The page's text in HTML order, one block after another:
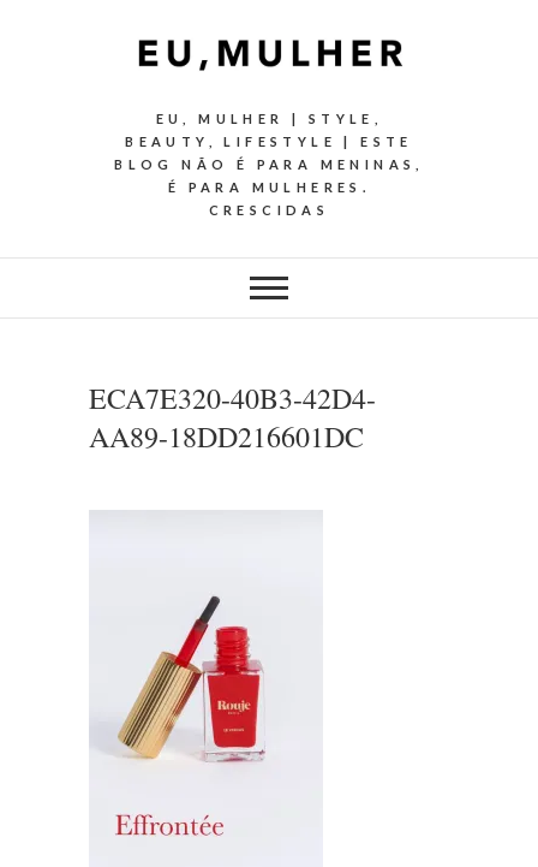
EU, MULHER | STYLE,
BEAUTY, LIFESTYLE | ESTE
BLOG NÃO É PARA MENINAS,
É PARA MULHERES.
CRESCIDAS
ECA7E320-40B3-42D4-
AA89-18DD216601DC